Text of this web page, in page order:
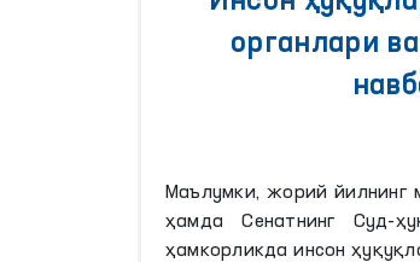
органлари
Маълумки, жорий йилнинг
ҳамда Сенатнинг Суд-
ҳамкорликда инсон